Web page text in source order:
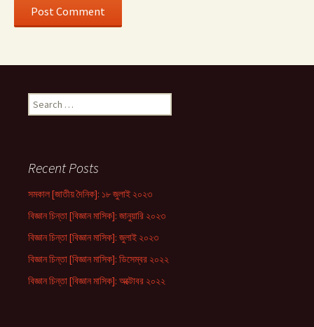
Search
for:
Recent Posts
সমকাল [জাতীয় দৈনিক]: ১৮ জুলাই ২০২৩
বিজ্ঞান চিন্তা [বিজ্ঞান মাসিক]: জানুয়ারি ২০২৩
বিজ্ঞান চিন্তা [বিজ্ঞান মাসিক]: জুলাই ২০২৩
বিজ্ঞান চিন্তা [বিজ্ঞান মাসিক]: ডিসেম্বর ২০২২
বিজ্ঞান চিন্তা [বিজ্ঞান মাসিক]: অক্টোবর ২০২২